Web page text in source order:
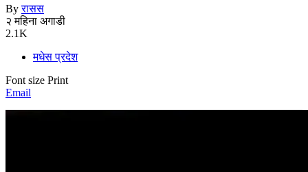
Byरासस
२ महिना अगाडी
2.1K
मधेस प्रदेश
Font size Print
Email